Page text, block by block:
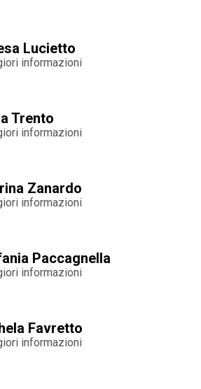
Lucietto
informazioni
Trento
informazioni
Zanardo
informazioni
Paccagnella
informazioni
Favretto
informazioni